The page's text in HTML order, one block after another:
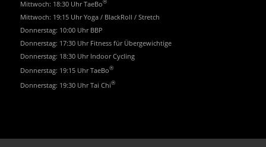
Mittwoch: 18:30 Uhr TaeBo®
Mittwoch: 19:15 Uhr Yoga / BlackRoll / Stretch
Donnerstag: 10:00 Uhr BBP
Donnerstag: 17:30 Uhr Fitness für Übergewichtige
Donnerstag: 18:30 Uhr Indoor Cycling
Donnerstag: 19:15 Uhr TaeBo®
Donnerstag: 19:30 Uhr Tai Chi®